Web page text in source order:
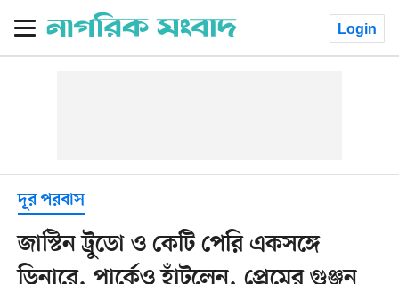
Login
দূর পরবাস
জাস্টিন ট্রুডো ও কেটি পেরি একসঙ্গে